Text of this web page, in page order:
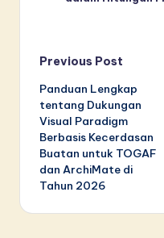
Post
navigation
Previous Post
Panduan Lengkap
tentang Dukungan
Visual Paradigm
Berbasis Kecerdasan
Buatan untuk TOGAF
dan ArchiMate di
Tahun 2026